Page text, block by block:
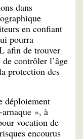
dans
en confiant
pourra
afin de trouver
contrôler l’âge
protection des
déploiement
», à
vocation de
encourus